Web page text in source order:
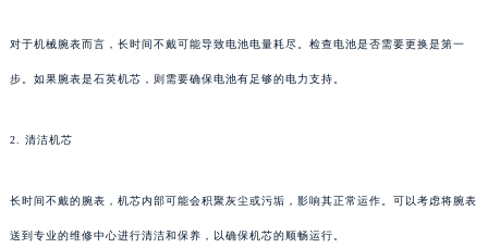
对于机械腕表而言，长时间不戴可能导致电池电量耗尽。检查电池是否需要更换是第一
步。如果腕表是石英机芯，则需要确保电池有足够的电力支持。
2. 清洁机芯
长时间不戴的腕表，机芯内部可能会积聚灰尘或污垢，影响其正常运作。可以考虑将腕表
送到专业的维修中心进行清洁和保养，以确保机芯的顺畅运行。